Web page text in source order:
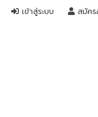
เข้าสู่ระบบ สมัคร